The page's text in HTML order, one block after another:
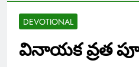
DEVOTIONAL
వినాయక వ్రత